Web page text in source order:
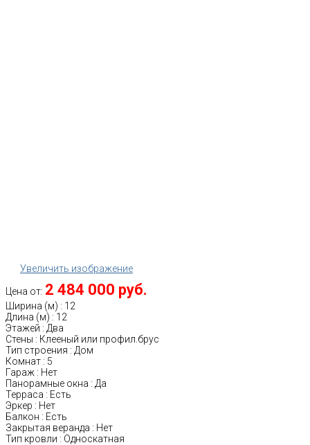
Увеличить изображение
Цена от: 2 484 000 руб.
Ширина (м) : 12
Длина (м) : 12
Этажей : Два
Стены : Клееный или профил.брус
Тип строения : Дом
Комнат : 5
Гараж : Нет
Панорамные окна : Да
Терраса : Есть
Эркер : Нет
Балкон : Есть
Закрытая веранда : Нет
Тип кровли : Односкатная